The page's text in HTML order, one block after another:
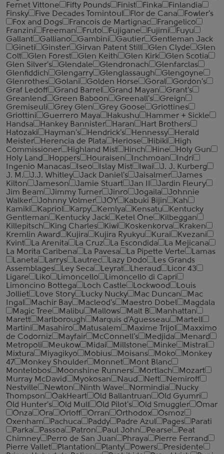
Fernet Vittone
Fifty Pounds Finist Finka
Finlandia
Finsky
Five Decades Tomintoul Flor de Cana
Fowler's
Fox and Dogs
Francois de Martignac
Frangelico
Franzini
Freeman Fruto Fujigane Fujimi
Fuyu
Gallant
Galliano Gambini Gautier
Gentleman Jack
Gineti
Ginster Girvan Patent Still Glen Clyde
Glen
Colt
Glen Forest Glen Keith Glen Kirk
Glen Scotia
Glen Silver's
Glendale Glendronach
Glenfarclas
Glenfiddich
Glengarry Glenglassaugh
Glengoyne
Glenrothes
Golani Golden Horse Goral
Gordon's
Graf Ledoff
Grand Barrel Grand Mayan
Grant's
Greanlend
Green Baboon Greenall's
Greign
Gremiseuli
Grey Glen Grey Goose
Griottines
Griottini
Guerrero Maya Hakushu
Hammer + Sickle
Handsa
Hankey Bannister Haran
Hart Brothers
Hatozaki
Hayman's Hendrick's Hennessy
Herald
Meister
Herencia de Plata Heriose Hibiki
High
Commissioner
Highland Mist Hinch Hine
Holy Gun
Holy Land
Hoppers Houraisen Inchmoan
Indri
Ingenio Manacas
Iseo Islay Mist Iwai
J. J. Kurberg
J. M.
J.J. Whitley Jack Daniel's Jaisalmer
James
Kilton
Jameson Jamie Stuart Jan II
Jardin Fleury
Jim Beam
Jimmy Turner Jinro Jogaila
Johnnie
Walker
Johnny Volmer JOY Kabuki Bijin
Kah
Kamiki
Kapriol Karpy Kemlya Kensatu
Kentucky
Gentleman
Kentucky Jack Ketel One
Kilbeggan
Killepitsch
King Charles Kiwi Koskenkorva
Kraken
Kremlin Award
Kujira Kujira Ryukyu Kurai
Kvezani
Kvint
La Arenita La Cruz La Escondida
La Mejicana
La Morita Caribena
La Pavesa La Pipette Verte
Lamas
Laneta
Larrys Lautrec Lazy Dodo
Les Grands
Assemblages
Ley Seca Leyrat Lheraud
Licor 43
Ligare
Liko Limoncello
Limoncello di Capri
Limoncino Bottega
Loch Castle Lockwood
Louis
Jolliet
Love Story Lucky Nucky Mac Duncan
Mac
Ingal
Machir Bay Macleod's Maestro Dobel
Magdala
Magic Tree
Malibu Mallows Malt B
Manhattan
Marett
Marlborough Marquis d'Aguesseau
Martell
Martini
Masahiro Matusalem Maxime Trijol
Maxximo
de Codorniz
Mayfair McConnell's Medjida
Menard
Metropoli
Meukow Midai Millstone Minke
Mistral
Mixtura
Miyagikyo Mobius Moisans Moko
Monkey
47
Monkey Shoulder Monnet
Mont Blanc
Montelobos
Moonshine Runners Mortlach
Mozart
Murray McDavid
Myokosan Naud Neft
Nemiroff
Nestville
Newton Ninth Wave Normindia
Nucky
Thompson
OakHeart Old Ballantruan
Old Gyumri
Old Hunter's
Old Mull Old Pilot's Old Smuggler
Omar
Onza
Ora Orloff Orran Orthodox
Osmoz
Oxenham
Pachuca Paddy Padre Azul Pages
Parati
Parka
Passoa Patron Paul John Pearse
Peat
Chimney
Perro de San Juan Phraya
Pierre Ferrand
Pierre Vallet
Plantation Planty Powers
Presidente